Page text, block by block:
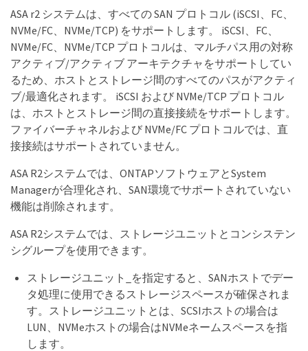
ASA r2 システムは、すべての SAN プロトコル (iSCSI、FC、
NVMe/FC、NVMe/TCP) をサポートします。 iSCSI、FC、
NVMe/FC、NVMe/TCP プロトコルは、マルチパス用の対称
アクティブ/アクティブ アーキテクチャをサポートしてい
るため、ホストとストレージ間のすべてのパスがアクティ
ブ/最適化されます。 iSCSI および NVMe/TCP プロトコル
は、ホストとストレージ間の直接接続をサポートします。
ファイバーチャネルおよび NVMe/FC プロトコルでは、直
接接続はサポートされていません。
ASA R2システムでは、ONTAPソフトウェアとSystem
Managerが合理化され、SAN環境でサポートされていない
機能は削除されます。
ASA R2システムでは、ストレージユニットとコンシステン
シグループを使用できます。
ストレージユニット_を指定すると、SANホストでデー
タ処理に使用できるストレージスペースが確保されま
す。ストレージユニットとは、SCSIホストの場合は
LUN、NVMeホストの場合はNVMeネームスペースを指
します。